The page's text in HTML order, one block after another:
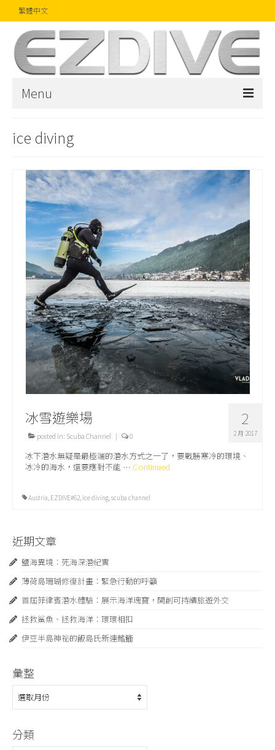
繁體中文
Menu
文章
精品
攝影比賽
話題焦點
關於我們
ice diving
2
2 月 2017
冰雪遊樂場
posted in: Scuba Channel | 0
冰下潛水無疑是最極端的潛水方式之一了，要戰勝寒冷的環境、
冰冷的海水，還要應對不能 … Continued
Austria EZDIVE#62 ice diving scuba channel
近期文章
鹽海異境：死海深潛紀實
薄荷島珊瑚修復計畫：緊急⾏動的呼籲
首屆菲律賓潛水體驗：展示海洋瑰寶，開創可持續旅遊外交
拯救鯊魚、拯救海洋：環環相扣
伊豆半島神祕的飯島氏新連鰭䲗
彙整
彙
整
分類